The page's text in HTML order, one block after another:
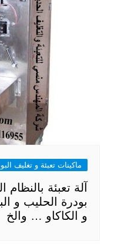
ماكينات تعبئة و تغليف
آلة تعبئة
بودرة الحليب و
و الكاكاو … والخ